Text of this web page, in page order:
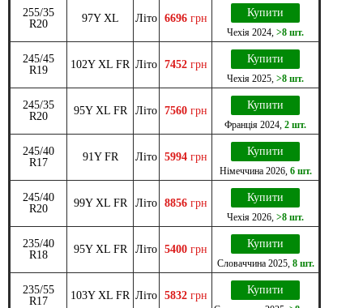
255/35
R20
97Y XL Літо 6696 грн Купити
Чехія 2024 >8 шт.
245/45
R19
102Y XL FR Літо 7452 грн Купити
Чехія 2025 >8 шт.
245/35
R20
95Y XL FR Літо 7560 грн Купити
Франція 2024 2 шт.
245/40
R17
91Y FR Літо 5994 грн Купити
Німеччина2026, 6 шт.
245/40
R20
99Y XL FR Літо 8856 грн Купити
Чехія 2026 >8 шт.
235/40
R18
95Y XL FR Літо 5400 грн Купити
Словаччина2025, 8 шт.
235/55
R17
103Y XL FR Літо 5832 грн Купити